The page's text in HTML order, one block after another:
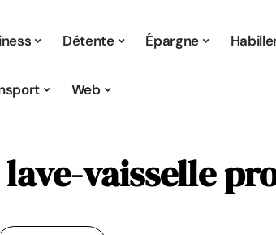
Détente Épargne
Web
vaisselle